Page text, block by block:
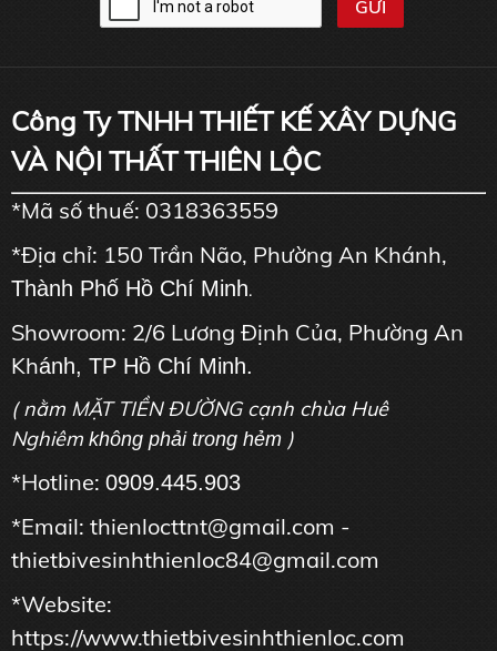
Công Ty TNHH THIẾT KẾ XÂY DỰNG
VÀ NỘI THẤT THIÊN LỘC
*Mã số thuế: 0318363559
*Địa chỉ: 150 Trần Não, Phường An Khánh,
Thành Phố Hồ Chí Minh.
Showroom: 2/6 Lương Định Của, Phường An
Khánh, TP Hồ Chí Minh.
( nằm MẶT TIỀN ĐƯỜNG cạnh chùa Huê
Nghiêm không phải trong hẻm )
*Hotline: 0909.445.903
*Email: thienlocttnt@gmail.com -
thietbivesinhthienloc84@gmail.com
*Website:
https://www.thietbivesinhthienloc.com